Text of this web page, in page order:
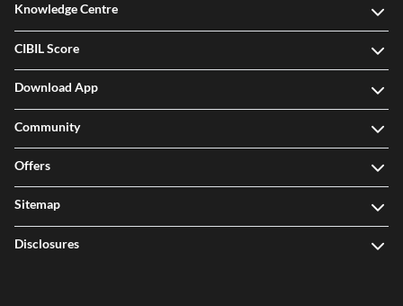
Knowledge Centre
CIBIL Score
Download App
Community
Offers
Sitemap
Disclosures